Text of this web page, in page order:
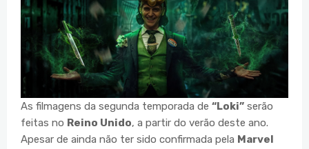
As filmagens da segunda temporada de “Loki” serão
feitas no Reino Unido, a partir do verão deste ano.
Apesar de ainda não ter sido confirmada pela Marvel